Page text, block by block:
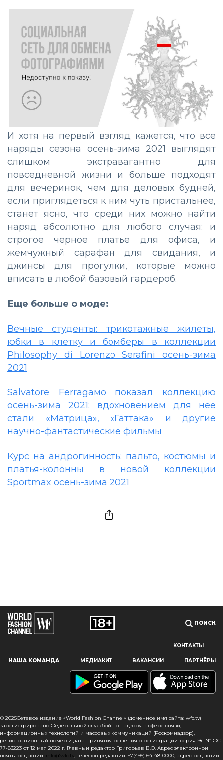
Наш сайт использует файлы cookie и похожие технологии,
чтобы гарантировать максимальное удобство
пользователям, предоставляя персонализированную
информацию, запоминая предпочтения в области
сайта, вы подтверждаете свое согласие на использование
файлов cookie в соответствии с настоящим уведомлением
в отношении данного типа файлов. Если вы не согласны
с тем, чтобы мы использовали данный тип файлов,
то вы должны соответствующим образом установить
И хотя на первый взгляд кажется, что все
наряды сезона осень-зима 2021 выглядят
слишком экстравагантно для
повседневной жизни и больше подходят
для вечеринок, чем для деловых будней,
если приглядеться к ним чуть пристальнее,
станет ясно, что среди них можно найти
наряд абсолютно для любого случая: и
строгое черное платье для офиса, и
жемчужный сарафан для свидания, и
джинсы для прогулки, которые можно
вписать в любой базовый гардероб.
Еще больше о моде:
Вечные студенты: трикотажные жилеты,
юбки в клетку и бомберы в коллекции
Philosophy di Lorenzo Serafini осень-зима
2021
Sаlvаtоrе Fеrrаgамо показал коллекцию
осень-зима 2021: вдохновением для нее
стали «Матрица», «Гаттака» и другие
научно-фантастические фильмы
Курс на андрогинность: пальто, костюмы и
платья-колонны в новой коллекции
Sportmax осень-зима 2021
ПОИСК
КОНТАКТЫ
НАША КОМАНДА МЕДИАКИТ ВАКАНСИИ ПАРТНЁРЫ
© 2025Сетевое издание «World Fashion Channel» (доменное имя сайта: wfc.tv)
зарегистрировано Федеральной службой по надзору в сфере связи,
информационных технологий и массовых коммуникаций (Роскомнадзор),
регистрационный номер и дата принятия решения о регистрации: серия Эл № ФС
77-83223 от 12 мая 2022 г. Главный редактор Григорьев В.О. Адрес электронной
почты редакции: info@wfc.tv, телефон редакции: +7(495) 64-48-0000, адрес редакции: